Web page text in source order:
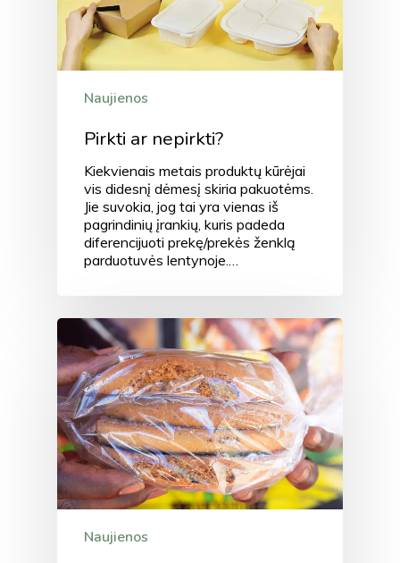
Naujienos
Pirkti ar nepirkti?
Kiekvienais metais produktų kūrėjai
vis didesnį dėmesį skiria pakuotėms.
Jie suvokia, jog tai yra vienas iš
pagrindinių įrankių, kuris padeda
diferencijuoti prekę/prekės ženklą
parduotuvės lentynoje.…
Naujienos